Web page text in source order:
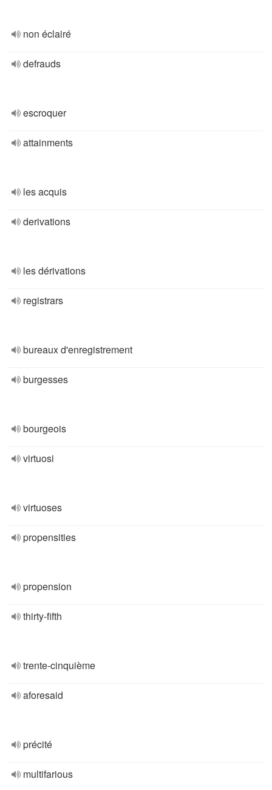
non éclairé
defrauds
escroquer
attainments
les acquis
derivations
les dérivations
registrars
bureaux d'enregistrement
burgesses
bourgeois
virtuosi
virtuoses
propensities
propension
thirty-fifth
trente-cinquième
aforesaid
précité
multifarious